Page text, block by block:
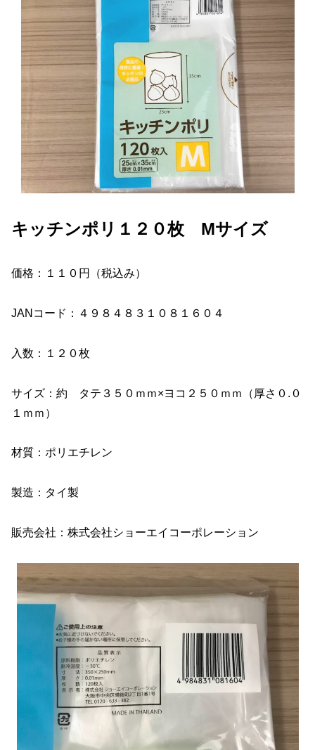
キッチンポリ１２０枚 Mサイズ
価格：１１０円（税込み）
JANコード：４９８４８３１０８１６０４
入数：１２０枚
サイズ：約 タテ３５０ｍｍ×ヨコ２５０ｍｍ（厚さ０.０
１ｍｍ）
材質：ポリエチレン
製造：タイ製
販売会社：株式会社ショーエイコーポレーション